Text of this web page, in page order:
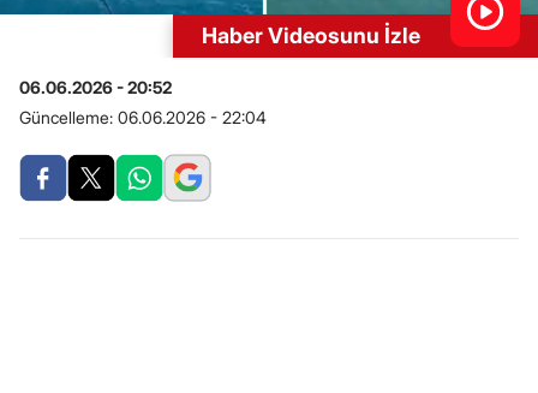
Haber Videosunu İzle
06.06.2026 - 20:52
Güncelleme: 06.06.2026 - 22:04